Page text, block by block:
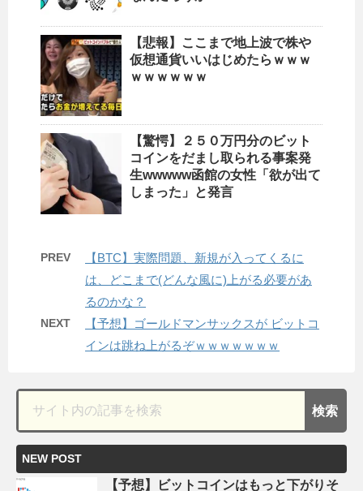
【悲報】ここまで地上波で株や
仮想通貨いいはじめたらｗｗｗ
ｗｗｗｗｗｗ
【驚愕】２５０万円分のビット
コインをだまし取られる事案発
生wwwww函館の女性「欲が出て
しまった」と発言
PREV
【BTC】実際問題、新規が入ってくるに
は、どこまで(どんな風に)上がる必要があ
るのかな？
NEXT
【予想】ゴールドマンサックスが ビットコ
インは跳ね上がるぞｗｗｗｗｗｗｗ
NEW POST
【予想】ビットコインはもっと下がりそ